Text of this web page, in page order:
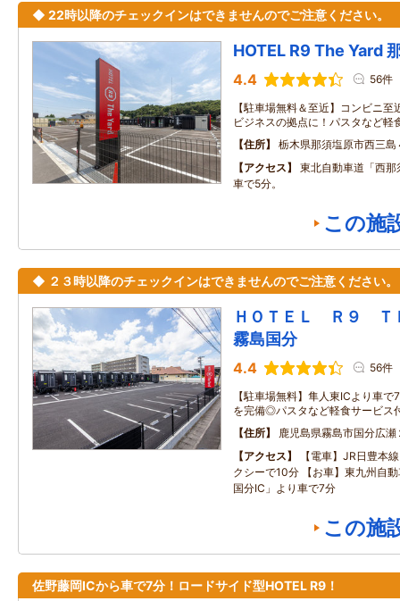
◆ 22時以降のチェックインはできませんのでご注意ください。
HOTEL R9 The Yard
4.4 56件
【駐車場無料＆至近】コンビニ
ビジネスの拠点に！パスタなど軽
住所
栃木県那須塩原市西三島
アクセス
東北自動車道「西
車で5分。
この施
◆ ２３時以降のチェックインはできませんのでご注意ください。
ＨＯＴＥＬ Ｒ９
霧島国分
4.4 56件
【駐車場無料】隼人東ICより車
を完備◎パスタなど軽食サービス
住所
鹿児島県霧島市国分広
アクセス
【電車】JR日豊本
クシーで10分 【お車】東九州自
国分IC」より車で7分
この施
佐野藤岡ICから車で7分！ロードサイド型HOTEL R9！